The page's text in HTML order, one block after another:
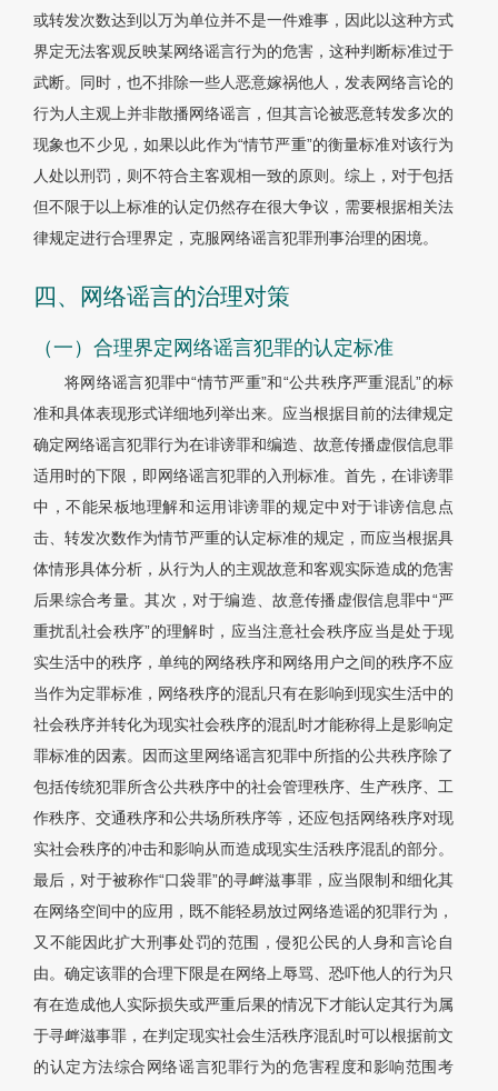
或转发次数达到以万为单位并不是一件难事，因此以这种方式
界定无法客观反映某网络谣言行为的危害，这种判断标准过于
武断。同时，也不排除一些人恶意嫁祸他人，发表网络言论的
行为人主观上并非散播网络谣言，但其言论被恶意转发多次的
现象也不少见，如果以此作为“情节严重”的衡量标准对该行为
人处以刑罚，则不符合主客观相一致的原则。综上，对于包括
但不限于以上标准的认定仍然存在很大争议，需要根据相关法
律规定进行合理界定，克服网络谣言犯罪刑事治理的困境。
四、网络谣言的治理对策
（一）合理界定网络谣言犯罪的认定标准
将网络谣言犯罪中“情节严重”和“公共秩序严重混乱”的标
准和具体表现形式详细地列举出来。应当根据目前的法律规定
确定网络谣言犯罪行为在诽谤罪和编造、故意传播虚假信息罪
适用时的下限，即网络谣言犯罪的入刑标准。首先，在诽谤罪
中，不能呆板地理解和运用诽谤罪的规定中对于诽谤信息点
击、转发次数作为情节严重的认定标准的规定，而应当根据具
体情形具体分析，从行为人的主观故意和客观实际造成的危害
后果综合考量。其次，对于编造、故意传播虚假信息罪中“严
重扰乱社会秩序”的理解时，应当注意社会秩序应当是处于现
实生活中的秩序，单纯的网络秩序和网络用户之间的秩序不应
当作为定罪标准，网络秩序的混乱只有在影响到现实生活中的
社会秩序并转化为现实社会秩序的混乱时才能称得上是影响定
罪标准的因素。因而这里网络谣言犯罪中所指的公共秩序除了
包括传统犯罪所含公共秩序中的社会管理秩序、生产秩序、工
作秩序、交通秩序和公共场所秩序等，还应包括网络秩序对现
实社会秩序的冲击和影响从而造成现实生活秩序混乱的部分。
最后，对于被称作“口袋罪”的寻衅滋事罪，应当限制和细化其
在网络空间中的应用，既不能轻易放过网络造谣的犯罪行为，
又不能因此扩大刑事处罚的范围，侵犯公民的人身和言论自
由。确定该罪的合理下限是在网络上辱骂、恐吓他人的行为只
有在造成他人实际损失或严重后果的情况下才能认定其行为属
于寻衅滋事罪，在判定现实社会生活秩序混乱时可以根据前文
的认定方法综合网络谣言犯罪行为的危害程度和影响范围考